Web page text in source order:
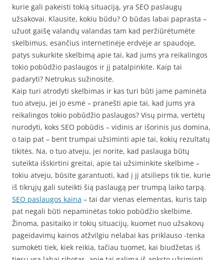
kurie gali pakeisti tokią situaciją, yra SEO paslaugų
užsakovai. Klausite, kokiu būdu? O būdas labai paprasta –
užuot gaišę valandų valandas tam kad peržiūrėtumėte
skelbimus, esančius internetinėje erdvėje ar spaudoje,
patys sukurkite skelbimą apie tai, kad jums yra reikalingos
tokio pobūdžio paslaugos ir jį patalpinkite. Kaip tai
padaryti? Netrukus sužinosite.
Kaip turi atrodyti skelbimas ir kas turi būti jame paminėta
tuo atveju, jei jo esmė – pranešti apie tai, kad jums yra
reikalingos tokio pobūdžio paslaugos? Visų pirma, vertėtų
nurodyti, koks SEO pobūdis – vidinis ar išorinis jus domina,
o taip pat – bent trumpai užsiminti apie tai, kokių rezultatų
tikitės. Na, o tuo atveju, jei norite, kad paslauga būtų
suteikta išskirtini greitai, apie tai užsiminkite skelbime –
tokiu atveju, būsite garantuoti, kad į jį atsilieps tik tie, kurie
iš tikrųjų gali suteikti šią paslaugą per trumpą laiko tarpą.
SEO paslaugos kaina – tai dar vienas elementas, kuris taip
pat negali būti nepaminėtas tokio pobūdžio skelbime.
Žinoma, pasitaiko ir tokių situacijų, kuomet nuo užsakovų
pageidavimų kainos atžvilgiu nelabai kas priklauso -tenka
sumokėti tiek, kiek reikia, tačiau tuomet, kai biudžetas iš